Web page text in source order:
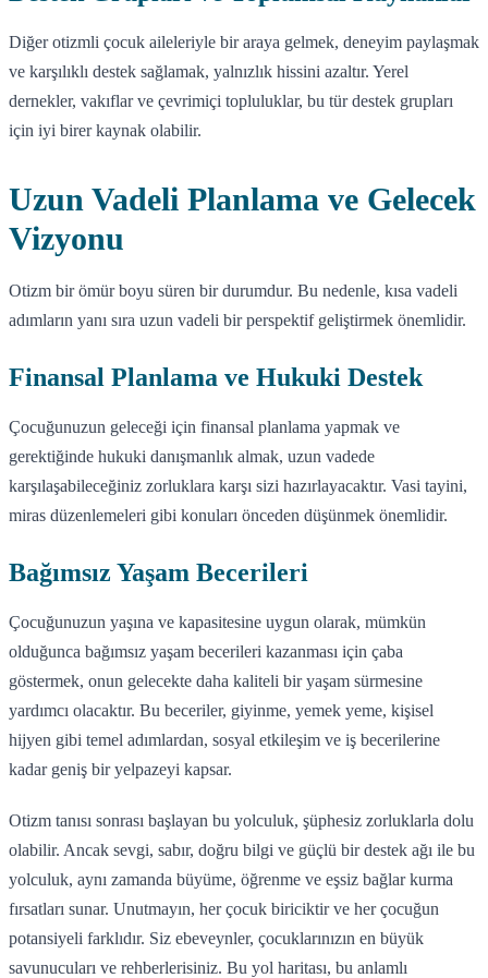
Diğer otizmli çocuk aileleriyle bir araya gelmek, deneyim paylaşmak
ve karşılıklı destek sağlamak, yalnızlık hissini azaltır. Yerel
dernekler, vakıflar ve çevrimiçi topluluklar, bu tür destek grupları
için iyi birer kaynak olabilir.
Uzun Vadeli Planlama ve Gelecek
Vizyonu
Otizm bir ömür boyu süren bir durumdur. Bu nedenle, kısa vadeli
adımların yanı sıra uzun vadeli bir perspektif geliştirmek önemlidir.
Finansal Planlama ve Hukuki Destek
Çocuğunuzun geleceği için finansal planlama yapmak ve
gerektiğinde hukuki danışmanlık almak, uzun vadede
karşılaşabileceğiniz zorluklara karşı sizi hazırlayacaktır. Vasi tayini,
miras düzenlemeleri gibi konuları önceden düşünmek önemlidir.
Bağımsız Yaşam Becerileri
Çocuğunuzun yaşına ve kapasitesine uygun olarak, mümkün
olduğunca bağımsız yaşam becerileri kazanması için çaba
göstermek, onun gelecekte daha kaliteli bir yaşam sürmesine
yardımcı olacaktır. Bu beceriler, giyinme, yemek yeme, kişisel
hijyen gibi temel adımlardan, sosyal etkileşim ve iş becerilerine
kadar geniş bir yelpazeyi kapsar.
Otizm tanısı sonrası başlayan bu yolculuk, şüphesiz zorluklarla dolu
olabilir. Ancak sevgi, sabır, doğru bilgi ve güçlü bir destek ağı ile bu
yolculuk, aynı zamanda büyüme, öğrenme ve eşsiz bağlar kurma
fırsatları sunar. Unutmayın, her çocuk biriciktir ve her çocuğun
potansiyeli farklıdır. Siz ebeveynler, çocuklarınızın en büyük
savunucuları ve rehberlerisiniz. Bu yol haritası, bu anlamlı